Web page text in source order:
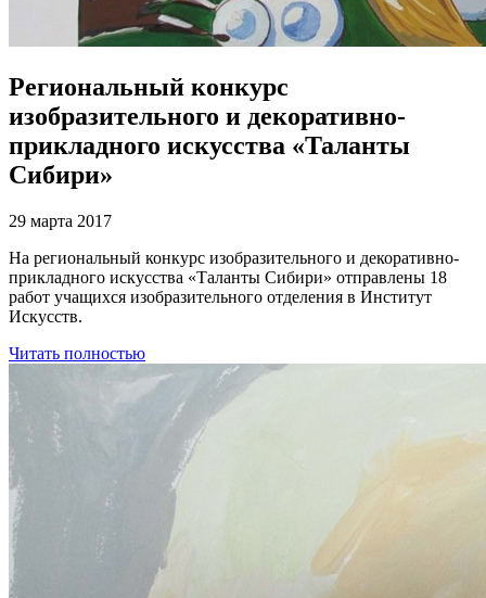
Региональный конкурс
изобразительного и декоративно-
прикладного искусства «Таланты
Сибири»
29 марта 2017
На региональный конкурс изобразительного и декоративно-
прикладного искусства «Таланты Сибири» отправлены 18
работ учащихся изобразительного отделения в Институт
Искусств.
Читать полностью